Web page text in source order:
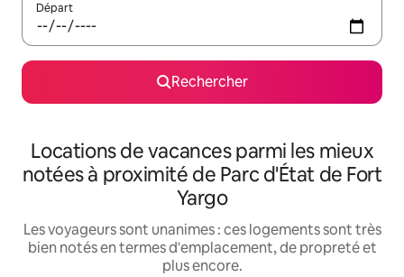
Départ
Rechercher
Locations de vacances parmi les mieux
notées à proximité de Parc d'État de Fort
Yargo
Les voyageurs sont unanimes : ces logements sont très
bien notés en termes d'emplacement, de propreté et
plus encore.